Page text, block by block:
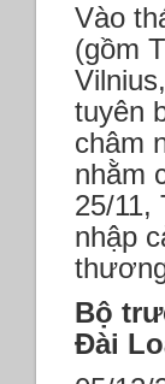
Vào
(gồm
tuyên
châm
nhằm
25/11,
nhập
Bộ
Đài